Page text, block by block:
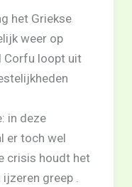
het Griekse
weer op
Corfu loopt uit
in deze
er toch wel
crisis houdt het
greep .